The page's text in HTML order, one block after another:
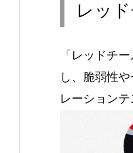
レッ
「レッドチ
し、脆弱性
レーション